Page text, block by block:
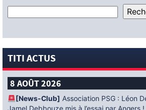
TITI ACTUS
8 AOÛT 2026
[News-Club] Association PSG : Léon